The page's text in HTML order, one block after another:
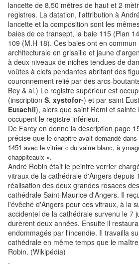
lancette de 8,50 mètres de haut et 2
registres. La datation, l'attribution à
lancette et la composition sont les
baies de ce transept, la baie 115 (Plan
109 (M.H 18). Ces baies ont en
architecturale en grisaille et jaune
à deux niveaux de niches tendues de
voûtes à clefs pendantes abritant des
couronnement relié par des arcs-
Bey & al.) Le registre supérieur est
(inscription S. xystofor-) et par saint
Eutachii), alors que saint Rémi et
occupent le registre inférieur.
De Farcy en donne la description page
précise que le chapitre avait demandé
1451 avec le vitrier « du vairre blanc, à
chappiteaulx ».
André Robin était le peintre verrier
vitraux de la cathédrale d'Angers depuis
réalisation des deux grandes rosaces
cathédrale Saint-Maurice d'Angers. Il
l'évêché d'Angers pour ces vitraux, à la
accidentel de la cathédrale survenu le 7
durèrent deux années. Ensuite il
endommagés par l'incendie. Il travailla
cathédrale en même temps que le
Robin. (Wikipédia)
.